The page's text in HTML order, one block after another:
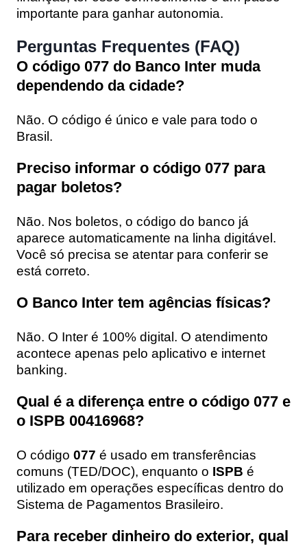
importante para ganhar autonomia.
Perguntas Frequentes (FAQ)
O código 077 do Banco Inter muda
dependendo da cidade?
Não. O código é único e vale para todo o
Brasil.
Preciso informar o código 077 para
pagar boletos?
Não. Nos boletos, o código do banco já
aparece automaticamente na linha digitável.
Você só precisa se atentar para conferir se
está correto.
O Banco Inter tem agências físicas?
Não. O Inter é 100% digital. O atendimento
acontece apenas pelo aplicativo e internet
banking.
Qual é a diferença entre o código 077 e
o ISPB 00416968?
O código 077 é usado em transferências
comuns (TED/DOC), enquanto o ISPB é
utilizado em operações específicas dentro do
Sistema de Pagamentos Brasileiro.
Para receber dinheiro do exterior, qual